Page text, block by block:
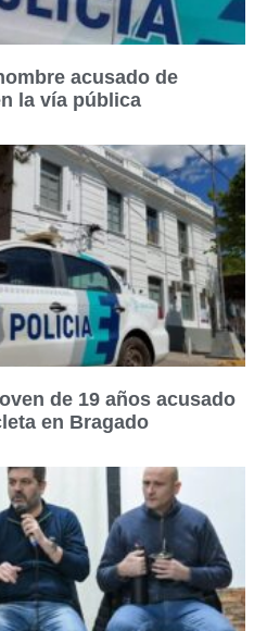
acusado de
la vía pública
de 19 años acusado
en Bragado